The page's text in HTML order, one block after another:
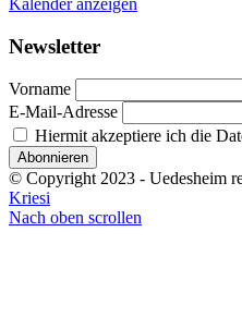
Kalender anzeigen
Newsletter
Vorname
E-Mail-Adresse
Hiermit akzeptiere ich die
© Copyright 2023 - Uedesheim
Kriesi
Nach oben scrollen